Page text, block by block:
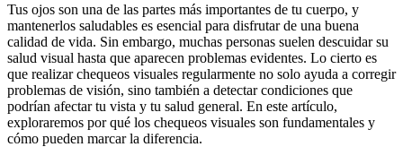
Tus ojos son una de las partes más importantes de tu cuerpo, y
mantenerlos saludables es esencial para disfrutar de una buena
calidad de vida. Sin embargo, muchas personas suelen descuidar su
salud visual hasta que aparecen problemas evidentes. Lo cierto es
que realizar chequeos visuales regularmente no solo ayuda a corregir
problemas de visión, sino también a detectar condiciones que
podrían afectar tu vista y tu salud general. En este artículo,
exploraremos por qué los chequeos visuales son fundamentales y
cómo pueden marcar la diferencia.